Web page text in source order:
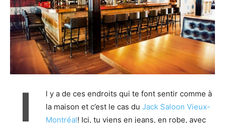
I
l y a de ces endroits qui te font sentir comme à
la maison et c’est le cas du Jack Saloon Vieux-
Montréal! Ici, tu viens en jeans, en robe, avec